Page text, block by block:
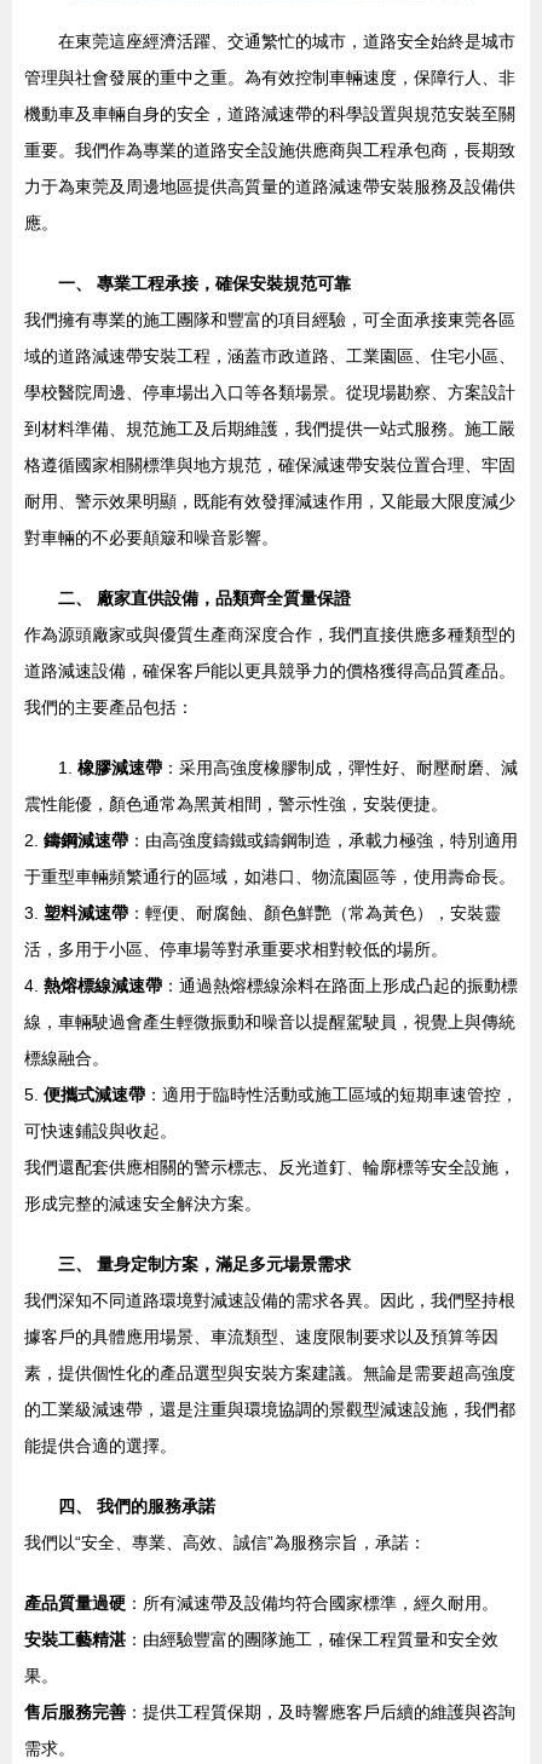
在東莞這座經濟活躍、交通繁忙的城市，道路安全始終是城市
管理與社會發展的重中之重。為有效控制車輛速度，保障行人、非
機動車及車輛自身的安全，道路減速帶的科學設置與規范安裝至關
重要。我們作為專業的道路安全設施供應商與工程承包商，長期致
力于為東莞及周邊地區提供高質量的道路減速帶安裝服務及設備供
應。
一、 專業工程承接，確保安裝規范可靠
我們擁有專業的施工團隊和豐富的項目經驗，可全面承接東莞各區
域的道路減速帶安裝工程，涵蓋市政道路、工業園區、住宅小區、
學校醫院周邊、停車場出入口等各類場景。從現場勘察、方案設計
到材料準備、規范施工及后期維護，我們提供一站式服務。施工嚴
格遵循國家相關標準與地方規范，確保減速帶安裝位置合理、牢固
耐用、警示效果明顯，既能有效發揮減速作用，又能最大限度減少
對車輛的不必要顛簸和噪音影響。
二、 廠家直供設備，品類齊全質量保證
作為源頭廠家或與優質生產商深度合作，我們直接供應多種類型的
道路減速設備，確保客戶能以更具競爭力的價格獲得高品質產品。
我們的主要產品包括：
1. 橡膠減速帶 ：采用高強度橡膠制成，彈性好、耐壓耐磨、減
震性能優，顏色通常為黑黃相間，警示性強，安裝便捷。
2. 鑄鋼減速帶 ：由高強度鑄鐵或鑄鋼制造，承載力極強，特別適用
于重型車輛頻繁通行的區域，如港口、物流園區等，使用壽命長。
3. 塑料減速帶 ：輕便、耐腐蝕、顏色鮮艷（常為黃色），安裝靈
活，多用于小區、停車場等對承重要求相對較低的場所。
4. 熱熔標線減速帶 ：通過熱熔標線涂料在路面上形成凸起的振動標
線，車輛駛過會產生輕微振動和噪音以提醒駕駛員，視覺上與傳統
標線融合。
5. 便攜式減速帶 ：適用于臨時性活動或施工區域的短期車速管控，
可快速鋪設與收起。
我們還配套供應相關的警示標志、反光道釘、輪廓標等安全設施，
形成完整的減速安全解決方案。
三、 量身定制方案，滿足多元場景需求
我們深知不同道路環境對減速設備的需求各異。因此，我們堅持根
據客戶的具體應用場景、車流類型、速度限制要求以及預算等因
素，提供個性化的產品選型與安裝方案建議。無論是需要超高強度
的工業級減速帶，還是注重與環境協調的景觀型減速設施，我們都
能提供合適的選擇。
四、 我們的服務承諾
我們以“安全、專業、高效、誠信”為服務宗旨，承諾：
產品質量過硬 ：所有減速帶及設備均符合國家標準，經久耐用。
安裝工藝精湛 ：由經驗豐富的團隊施工，確保工程質量和安全效
果。
售后服務完善 ：提供工程質保期，及時響應客戶后續的維護與咨詢
需求。